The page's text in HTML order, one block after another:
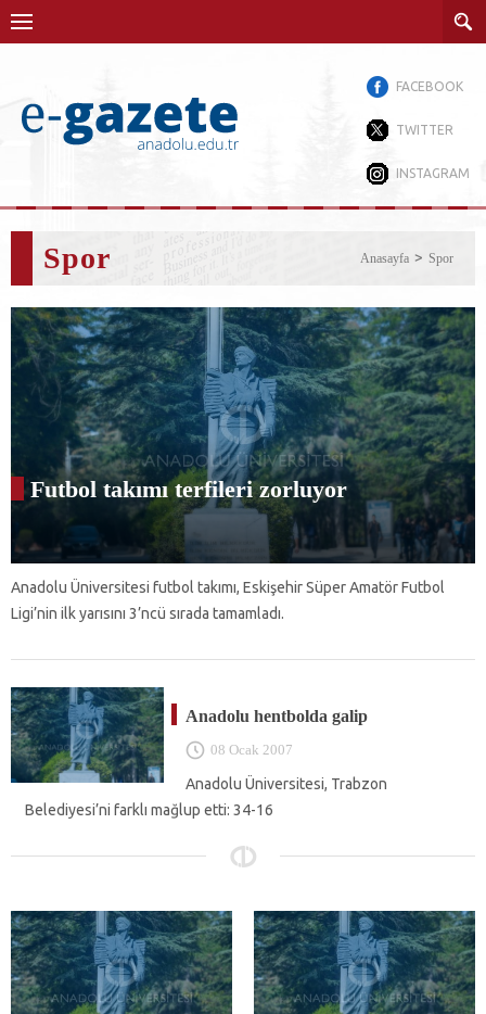
FACEBOOK
TWITTER
INSTAGRAM
Spor Anasayfa Spor
Futbol takımı terfileri zorluyor
Anadolu Üniversitesi futbol takımı, Eskişehir Süper Amatör Futbol
Ligi’nin ilk yarısını 3’ncü sırada tamamladı.
Anadolu hentbolda galip
08 Ocak 2007
Anadolu Üniversitesi, Trabzon
Belediyesi’ni farklı mağlup etti: 34-16